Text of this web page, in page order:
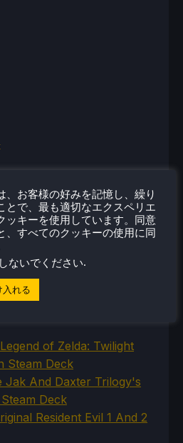
of Zelda: Twilight
Steam Deck
Jak And Daxter Trilogy's
Deck
Resident Evil 1 And 2
、お客様の好みを記憶し、繰り
とで、最も適切なエクスペリエ
ッキーを使用しています。同意
、すべてのクッキーの使用に同
ないでください.
入れる